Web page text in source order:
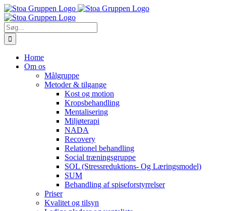
Skip
to
content
Søg
efter:
Home
Om os
Målgruppe
Metoder & tilgange
Kost og motion
Kropsbehandling
Mentalisering
Miljøterapi
NADA
Recovery
Relationel behandling
Social træningsgruppe
SOL (Stressreduktions- Og Læringsmodel)
SUM
Behandling af spiseforstyrrelser
Priser
Kvalitet og tilsyn